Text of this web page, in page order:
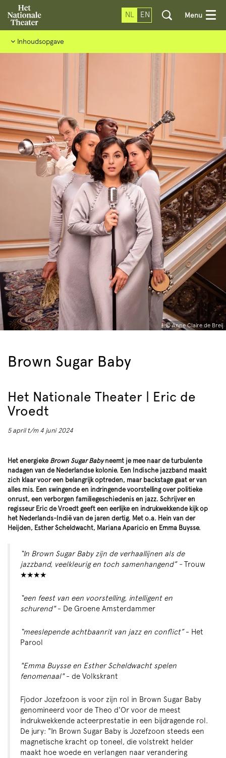
NL EN Menu
Inhoudsopgave
© Anne Claire de Breij
Brown Sugar Baby
Het Nationale Theater | Eric de
Vroedt
5 april t/m 4 juni 2024
Het energieke Brown Sugar Babyneemt je mee naar de turbulente
nadagen van de Nederlandse kolonie. Een Indische jazzband maakt
zich klaar voor een belangrijk optreden, maar backstage gaat er van
alles mis. Een swingende en indringende voorstelling over politieke
onrust, een verborgen familiegeschiedenis en jazz. Schrijver en
regisseur Eric de Vroedt geeft een eerlijke en indrukwekkende kijk op
het Nederlands-Indië van de jaren dertig. Met o.a. Hein van der
Heijden, Esther Scheldwacht, Mariana Aparicio en Emma Buysse.
“In Brown Sugar Baby zijn de verhaallijnen als de
jazzband, veelkleurig en toch samenhangend” -Trouw
★★★★
“een feest van een voorstelling, intelligent en
schurend"- De Groene Amsterdammer
“meeslepende achtbaanrit van jazz en conflict”- Het
Parool
"Emma Buysse en Esther Scheldwacht spelen
fenomenaal"- de Volkskrant
Fjodor Jozefzoon is voor zijn rol in Brown Sugar Baby
genomineerd voor de Theo d'Or voor de meest
indrukwekkende acteerprestatie in een bijdragende rol.
De jury: "In Brown Sugar Baby is Jozefzoon steeds een
magnetische kracht op toneel, die volstrekt helder
maakt hoe woede en verlangen naar verandering